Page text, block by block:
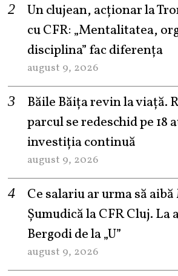
Un clujean, acționar la
cu CFR: „Mentalitatea,
disciplina” fac diferența
august 9, 2026
Băile Băița revin la viață.
parcul se redeschid pe 18
investiția continuă
august 9, 2026
Ce salariu ar urma să
Șumudică la CFR Cluj. La
Bergodi de la „U”
august 9, 2026